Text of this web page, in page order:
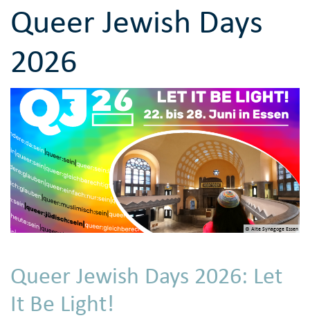
Queer Jewish Days
2026
© Alte Synagoge Essen
Queer Jewish Days 2026: Let
It Be Light!